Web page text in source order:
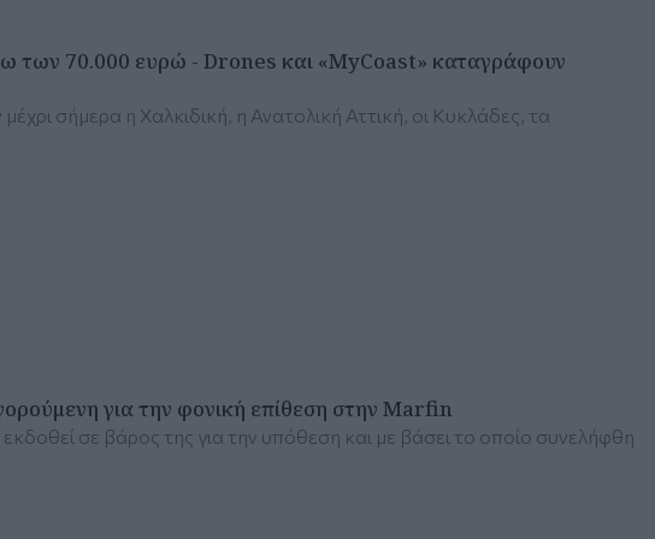
των 70.000 ευρώ - Drones και «MyCoast» καταγράφουν
σήμερα η Χαλκιδική, η Ανατολική Αττική, οι Κυκλάδες, τα
για την φονική επίθεση στην Marfin
εκδοθεί σε βάρος της για την υπόθεση και με βάσει το οποίο συνελήφθη